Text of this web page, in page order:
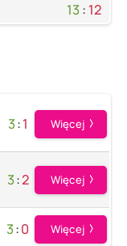
13: 12
3:1 Więcej
3:2 Więcej
3:0 Więcej